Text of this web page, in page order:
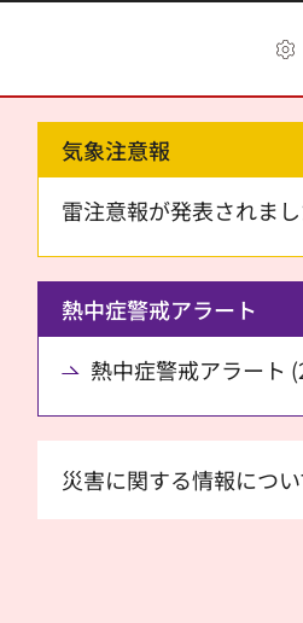
気象注意報
雷注意報が発表されまし
熱中症警戒アラート
熱中症警戒アラート
災害に関する情報につい